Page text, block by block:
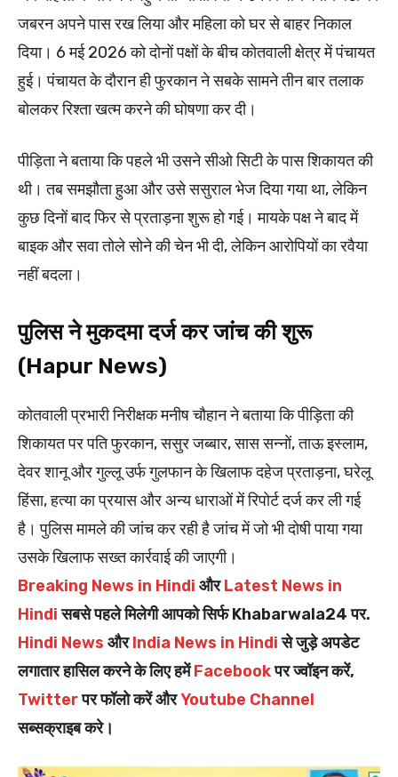
जबरन अपने पास रख लिया और महिला को घर से बाहर निकाल
दिया। 6 मई 2026 को दोनों पक्षों के बीच कोतवाली क्षेत्र में पंचायत
हुई। पंचायत के दौरान ही फुरकान ने सबके सामने तीन बार तलाक
बोलकर रिश्ता खत्म करने की घोषणा कर दी।
पीड़िता ने बताया कि पहले भी उसने सीओ सिटी के पास शिकायत की
थी। तब समझौता हुआ और उसे ससुराल भेज दिया गया था, लेकिन
कुछ दिनों बाद फिर से प्रताड़ना शुरू हो गई। मायके पक्ष ने बाद में
बाइक और सवा तोले सोने की चेन भी दी, लेकिन आरोपियों का रवैया
नहीं बदला।
पुलिस ने मुकदमा दर्ज कर जांच की शुरू
(Hapur News)
कोतवाली प्रभारी निरीक्षक मनीष चौहान ने बताया कि पीड़िता की
शिकायत पर पति फुरकान, ससुर जब्बार, सास सन्नों, ताऊ इस्लाम,
देवर शानू और गुल्लू उर्फ गुलफान के खिलाफ दहेज प्रताड़ना, घरेलू
हिंसा, हत्या का प्रयास और अन्य धाराओं में रिपोर्ट दर्ज कर ली गई
है। पुलिस मामले की जांच कर रही है जांच में जो भी दोषी पाया गया
उसके खिलाफ सख्त कार्रवाई की जाएगी।
Breaking News in Hindi औरLatest News in
Hindiसबसे पहले मिलेगी आपको सिर्फ Khabarwala24 पर.
Hindi News औरIndia News in Hindiसे जुड़े अपडेट
लगातार हासिल करने के लिए हमेंFacebookपर ज्वॉइन करें,
Twitterपर फॉलो करें औरYoutube Channel
सब्सक्राइब करे।